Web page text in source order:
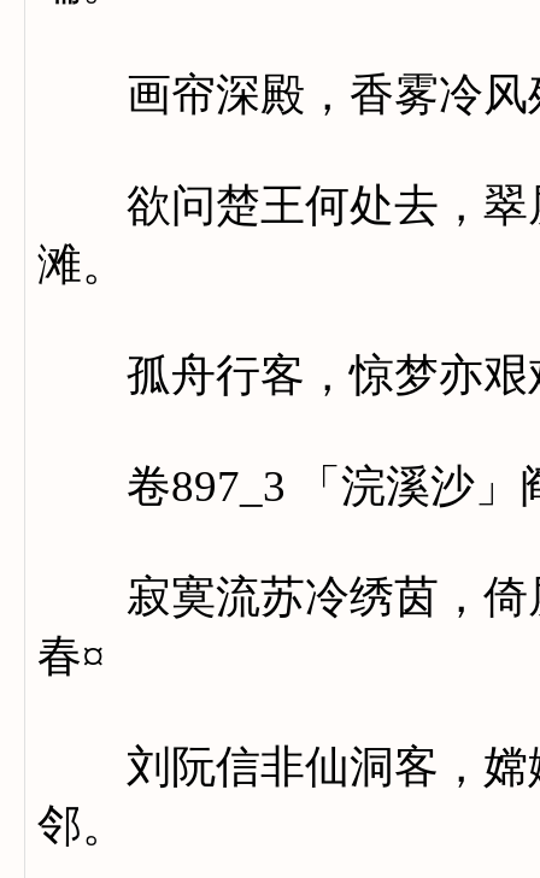
画帘深殿，香雾冷风
欲问楚王何处去，翠
滩。
孤舟行客，惊梦亦艰
卷897_3 「浣溪沙」
寂寞流苏冷绣茵，倚
春¤
刘阮信非仙洞客，嫦
邻。